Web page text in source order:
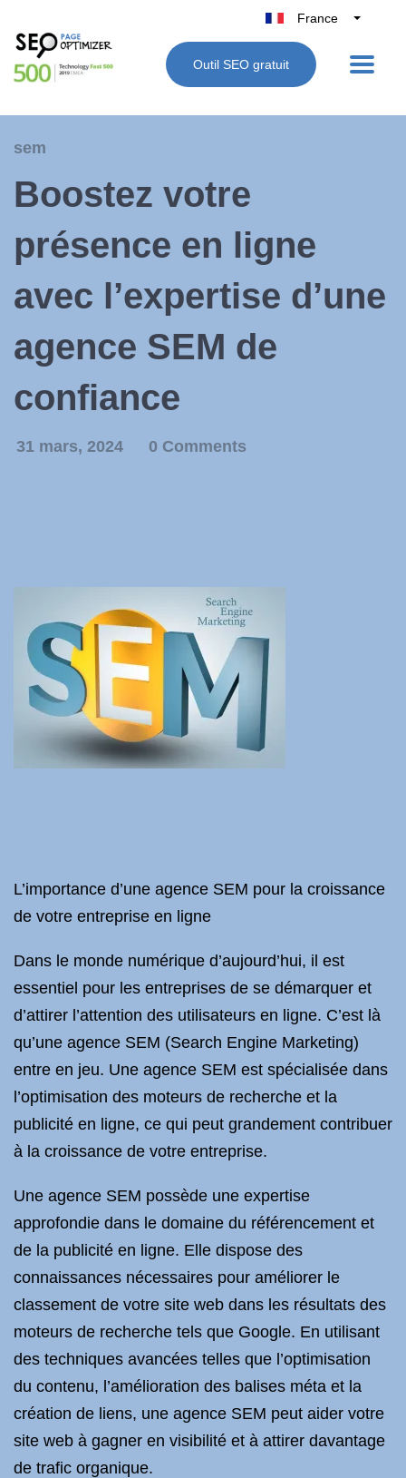
France
Belgique
België
Outil SEO gratuit
sem
Boostez votre
présence en ligne
avec l’expertise d’une
agence SEM de
confiance
31 mars, 2024 0 Comments
L’importance d’une agence SEM pour la croissance
de votre entreprise en ligne
Dans le monde numérique d’aujourd’hui, il est
essentiel pour les entreprises de se démarquer et
d’attirer l’attention des utilisateurs en ligne. C’est là
qu’une agence SEM (Search Engine Marketing)
entre en jeu. Une agence SEM est spécialisée dans
l’optimisation des moteurs de recherche et la
publicité en ligne, ce qui peut grandement contribuer
à la croissance de votre entreprise.
Une agence SEM possède une expertise
approfondie dans le domaine du référencement et
de la publicité en ligne. Elle dispose des
connaissances nécessaires pour améliorer le
classement de votre site web dans les résultats des
moteurs de recherche tels que Google. En utilisant
des techniques avancées telles que l’optimisation
du contenu, l’amélioration des balises méta et la
création de liens, une agence SEM peut aider votre
site web à gagner en visibilité et à attirer davantage
de trafic organique.